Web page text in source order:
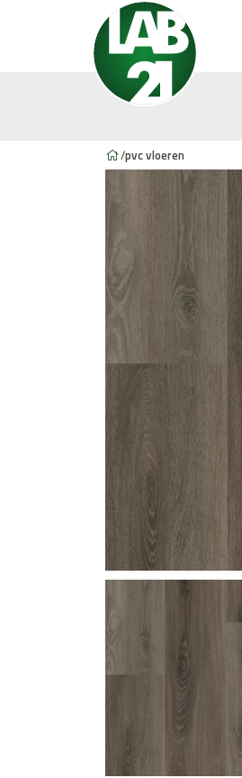
/pvc vloeren